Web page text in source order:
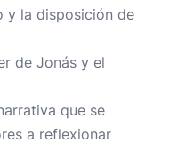
y la disposición de
de Jonás y el
que se
a reflexionar